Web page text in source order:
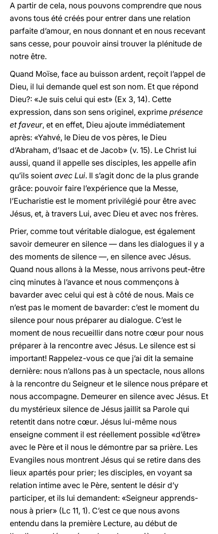
A partir de cela, nous pouvons comprendre que nous
avons tous été créés pour entrer dans une relation
parfaite d’amour, en nous donnant et en nous recevant
sans cesse, pour pouvoir ainsi trouver la plénitude de
notre être.
Quand Moïse, face au buisson ardent, reçoit l’appel de
Dieu, il lui demande quel est son nom. Et que répond
Dieu?: «Je suis celui qui est» (Ex 3, 14). Cette
expression, dans son sens originel, exprime présence
et faveur, et en effet, Dieu ajoute immédiatement
après: «Yahvé, le Dieu de vos pères, le Dieu
d’Abraham, d’Isaac et de Jacob» (v. 15). Le Christ lui
aussi, quand il appelle ses disciples, les appelle afin
qu’ils soient avec Lui. Il s’agit donc de la plus grande
grâce: pouvoir faire l’expérience que la Messe,
l’Eucharistie est le moment privilégié pour être avec
Jésus, et, à travers Lui, avec Dieu et avec nos frères.
Prier, comme tout véritable dialogue, est également
savoir demeurer en silence — dans les dialogues il y a
des moments de silence —, en silence avec Jésus.
Quand nous allons à la Messe, nous arrivons peut-être
cinq minutes à l’avance et nous commençons à
bavarder avec celui qui est à côté de nous. Mais ce
n’est pas le moment de bavarder: c’est le moment du
silence pour nous préparer au dialogue. C’est le
moment de nous recueillir dans notre cœur pour nous
préparer à la rencontre avec Jésus. Le silence est si
important! Rappelez-vous ce que j’ai dit la semaine
dernière: nous n’allons pas à un spectacle, nous allons
à la rencontre du Seigneur et le silence nous prépare et
nous accompagne. Demeurer en silence avec Jésus. Et
du mystérieux silence de Jésus jaillit sa Parole qui
retentit dans notre cœur. Jésus lui-même nous
enseigne comment il est réellement possible «d’être»
avec le Père et il nous le démontre par sa prière. Les
Evangiles nous montrent Jésus qui se retire dans des
lieux apartés pour prier; les disciples, en voyant sa
relation intime avec le Père, sentent le désir d’y
participer, et ils lui demandent: «Seigneur apprends-
nous à prier» (Lc 11, 1). C’est ce que nous avons
entendu dans la première Lecture, au début de